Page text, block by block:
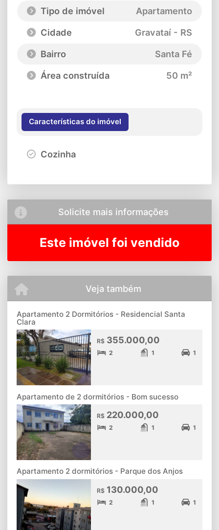
Tipo de imóvel
Apartamento
Cidade
Gravataí - RS
Bairro
Santa Fé
Área construída
50 m²
Características do imóvel
Cozinha
Solicite mais informações
Este imóvel foi vendido
Veja também
Apartamento 2 Dormitórios - Residencial Santa
Clara
R$ 355.000,00
2 1 1
Apartamento de 2 dormitórios - Bom sucesso
R$ 220.000,00
2 1 1
Apartamento 2 dormitórios - Parque dos Anjos
R$ 130.000,00
2 1 1